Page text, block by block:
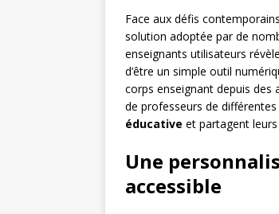
Face aux défis
solution adoptée par de
enseignants utilisateurs
d’être un simple outil
corps enseignant depuis des
de professeurs de
éducative et partagent
Une
accessible